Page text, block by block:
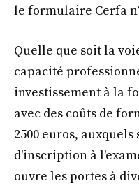
le formulaire Cerfa
Quelle que soit la
capacité
investissement à la
avec des coûts de
2500 euros,
d'inscription à
ouvre les portes à